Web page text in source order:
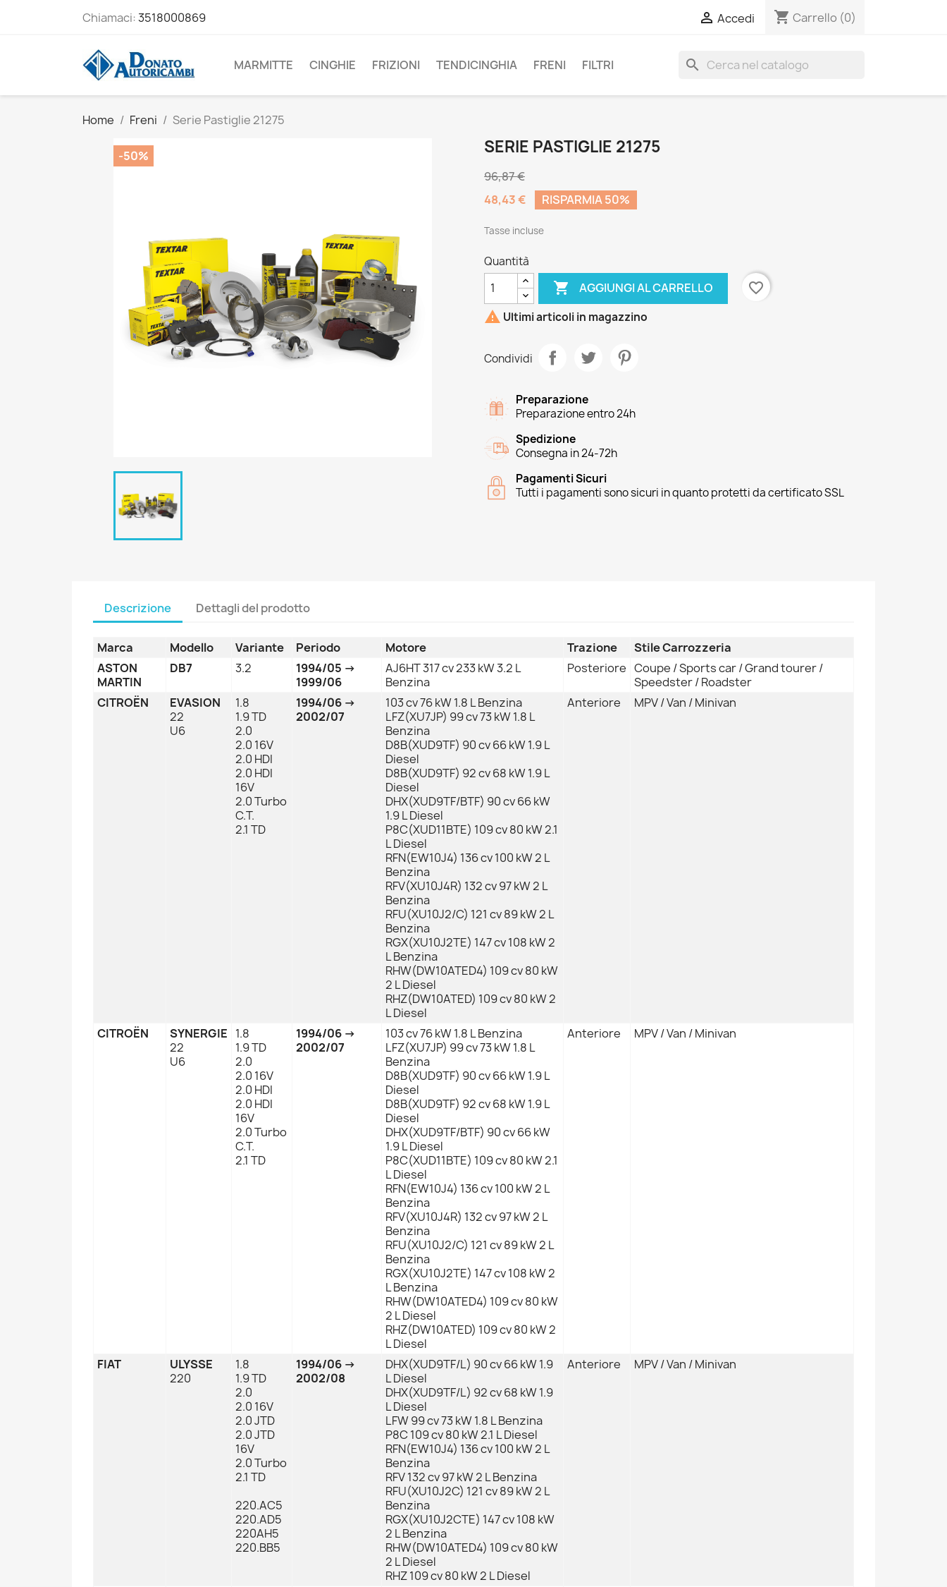
Chiamaci:3518000869  Accedi shopping_cart Carrello (0)
MARMITTE CINGHIE FRIZIONI TENDICINGHIA FRENI FILTRI search
Home Freni Serie Pastiglie 21275
-50% SERIE PASTIGLIE 21275
96,87 €
48,43 €
RISPARMIA 50%
Tasse incluse
Quantità
 AGGIUNGI AL CARRELLO
favorite_border
 Ultimi articoli in magazzino
Condividi
Preparazione
Preparazione entro 24h
Spedizione
Consegna in 24-72h
Pagamenti Sicuri
Tutti i pagamenti sono sicuri in quanto protetti da certificato SSL
Descrizione Dettagli del prodotto
Marca Modello Variante Periodo Motore Trazione
Stile Carrozzeria
ASTON
MARTIN
DB7 3.2
1994/05 →
1999/06
AJ6HT 317 cv 233 kW 3.2 L
Benzina
Posteriore Coupe / Sports car / Grand tourer /
Speedster / Roadster
CITROËN
EVASION
22
U6
1.8
1.9 TD
2.0
2.0 16V
2.0 HDI
2.0 HDI
16V
2.0 Turbo
C.T.
2.1 TD
1994/06 →
2002/07
103 cv 76 kW 1.8 L Benzina
LFZ(XU7JP) 99 cv 73 kW 1.8 L
Benzina
D8B(XUD9TF) 90 cv 66 kW 1.9 L
Diesel
D8B(XUD9TF) 92 cv 68 kW 1.9 L
Diesel
DHX(XUD9TF/BTF) 90 cv 66 kW
1.9 L Diesel
P8C(XUD11BTE) 109 cv 80 kW 2.1
L Diesel
RFN(EW10J4) 136 cv 100 kW 2 L
Benzina
RFV(XU10J4R) 132 cv 97 kW 2 L
Benzina
RFU(XU10J2/C) 121 cv 89 kW 2 L
Benzina
RGX(XU10J2TE) 147 cv 108 kW 2
L Benzina
RHW(DW10ATED4) 109 cv 80 kW
2 L Diesel
RHZ(DW10ATED) 109 cv 80 kW 2
L Diesel
Anteriore MPV / Van / Minivan
CITROËN
SYNERGIE
22
U6
1.8
1.9 TD
2.0
2.0 16V
2.0 HDI
2.0 HDI
16V
2.0 Turbo
C.T.
2.1 TD
1994/06 →
2002/07
103 cv 76 kW 1.8 L Benzina
LFZ(XU7JP) 99 cv 73 kW 1.8 L
Benzina
D8B(XUD9TF) 90 cv 66 kW 1.9 L
Diesel
D8B(XUD9TF) 92 cv 68 kW 1.9 L
Diesel
DHX(XUD9TF/BTF) 90 cv 66 kW
1.9 L Diesel
P8C(XUD11BTE) 109 cv 80 kW 2.1
L Diesel
RFN(EW10J4) 136 cv 100 kW 2 L
Benzina
RFV(XU10J4R) 132 cv 97 kW 2 L
Benzina
RFU(XU10J2/C) 121 cv 89 kW 2 L
Benzina
RGX(XU10J2TE) 147 cv 108 kW 2
L Benzina
RHW(DW10ATED4) 109 cv 80 kW
2 L Diesel
RHZ(DW10ATED) 109 cv 80 kW 2
L Diesel
Anteriore MPV / Van / Minivan
FIAT
ULYSSE
220
1.8
1.9 TD
2.0
2.0 16V
2.0 JTD
2.0 JTD
16V
2.0 Turbo
2.1 TD
220.AC5
220.AD5
220AH5
220.BB5
1994/06 →
2002/08
DHX(XUD9TF/L) 90 cv 66 kW 1.9
L Diesel
DHX(XUD9TF/L) 92 cv 68 kW 1.9
L Diesel
LFW 99 cv 73 kW 1.8 L Benzina
P8C 109 cv 80 kW 2.1 L Diesel
RFN(EW10J4) 136 cv 100 kW 2 L
Benzina
RFV 132 cv 97 kW 2 L Benzina
RFU(XU10J2C) 121 cv 89 kW 2 L
Benzina
RGX(XU10J2CTE) 147 cv 108 kW
2 L Benzina
RHW(DW10ATED4) 109 cv 80 kW
2 L Diesel
RHZ 109 cv 80 kW 2 L Diesel
Anteriore MPV / Van / Minivan